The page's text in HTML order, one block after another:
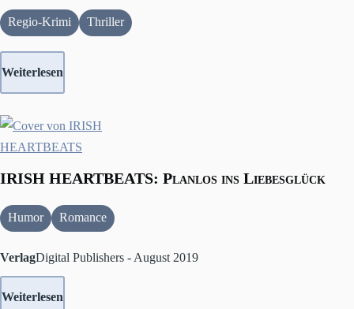
Regio-Krimi Thriller
Weiterlesen
IRISH HEARTBEATS: Planlos ins Liebesglück
Humor Romance
VerlagDigital Publishers - August 2019
Weiterlesen